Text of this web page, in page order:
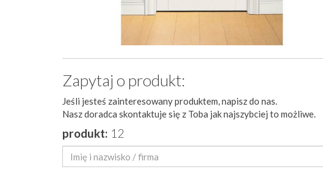
Zapytaj o produkt:
Jeśli jesteś zainteresowany produktem, napisz do nas.
Nasz doradca skontaktuje się z Toba jak najszybciej to możliwe.
produkt: 12